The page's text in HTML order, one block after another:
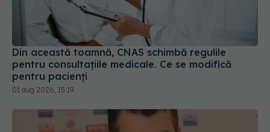
Din această toamnă, CNAS schimbă regulile
pentru consultațiile medicale. Ce se modifică
pentru pacienți
01 aug 2026, 15:19